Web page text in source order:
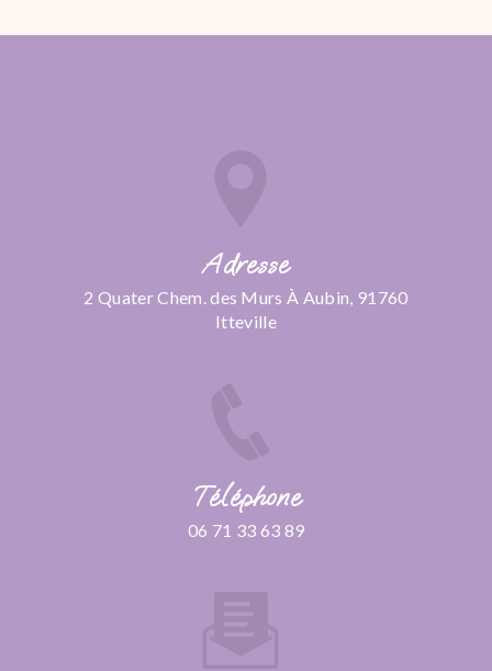
Adresse
2 Quater Chem. des Murs À Aubin, 91760
Itteville
Téléphone
06 71 33 63 89